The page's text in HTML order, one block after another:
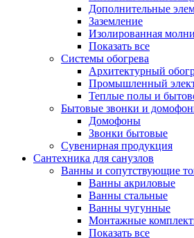
Дополнительные
Заземление
Изолированная
Показать все
Системы обогрева
Архитектурный
Промышленный
Теплые полы и
Бытовые звонки и
Домофоны
Звонки бытовые
Сувенирная продукция
Сантехника для санузлов
Ванны и сопутствующие
Ванны акриловые
Ванны стальные
Ванны чугунные
Монтажные
Показать все